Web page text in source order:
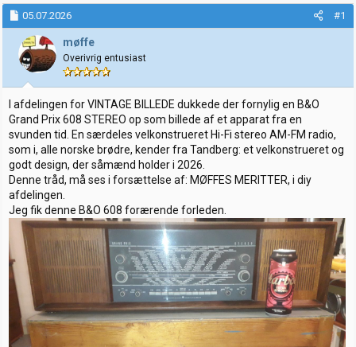
s
t
t
d
o
05.07.2026 #1
møffe
Overivrig entusiast
I afdelingen for VINTAGE BILLEDE dukkede der fornylig en B&O
Grand Prix 608 STEREO op som billede af et apparat fra en
svunden tid. En særdeles velkonstrueret Hi-Fi stereo AM-FM radio,
som i, alle norske brødre, kender fra Tandberg: et velkonstrueret og
godt design, der såmænd holder i 2026.
Denne tråd, må ses i forsættelse af: MØFFES MERITTER, i diy
afdelingen.
Jeg fik denne B&O 608 forærende forleden.